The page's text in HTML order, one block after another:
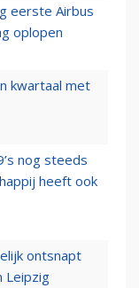
eerste Airbus
oplopen
kwartaal met
nog steeds
heeft ook
ontsnapt
Leipzig